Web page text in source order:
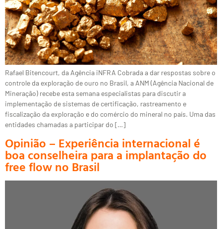
Rafael Bitencourt, da Agência iNFRA Cobrada a dar respostas sobre o
controle da exploração de ouro no Brasil, a ANM (Agência Nacional de
Mineração) recebe esta semana especialistas para discutir a
implementação de sistemas de certificação, rastreamento e
fiscalização da exploração e do comércio do mineral no país. Uma das
entidades chamadas a participar do […]
Opinião – Experiência internacional é
boa conselheira para a implantação do
free flow no Brasil